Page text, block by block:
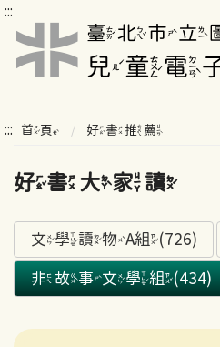
:::
::: 首頁 好書推薦
好書大家讀
文學讀物A組(726)
非故事文學組(434)